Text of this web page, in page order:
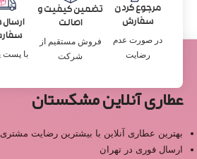
مرجوع کردن
سفارش
در صورت عدم
رضایت
تضمین کیفیت و
اصالت
فروش مستقیم از
شرکت
ارسال
با پست
عطاری آنلاین مشکستان
بهترین عطاری آنلاین با بیشترین رضایت مشتری
ارسال فوری در تهران